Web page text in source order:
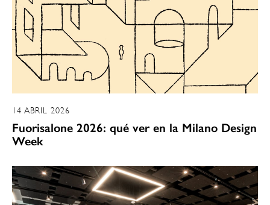
14 ABRIL 2026
Fuorisalone 2026: qué ver en la Milano Design
Week